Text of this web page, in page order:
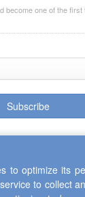
become one of the first
Subscribe
Cooperation
to optimize its
to collect